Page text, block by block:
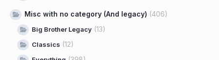
Misc with no category (And legacy) (406)
Big Brother Legacy (13)
Classics (12)